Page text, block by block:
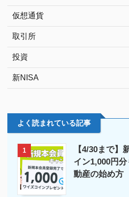
仮想通貨
取引所
投資
新NISA
よく読まれている記事
1
【4/30まで】
イン1,000円
動産の始め方